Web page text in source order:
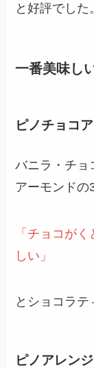
と好評でした
一番美味し
ピノチョコ
バニラ・チョ
アーモンドの
「チョコが
しい」
とショコラテ
ピノアレンジ